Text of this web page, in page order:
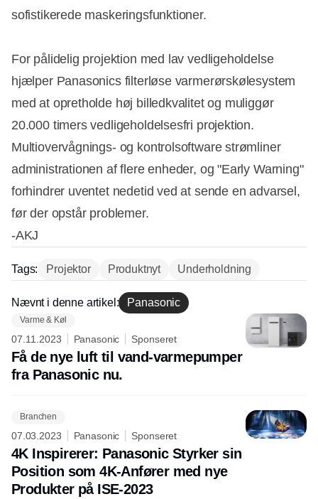
sofistikerede maskeringsfunktioner.
For pålidelig projektion med lav vedligeholdelse
hjælper Panasonics filterløse varmerørskølesystem
med at opretholde høj billedkvalitet og muliggør
20.000 timers vedligeholdelsesfri projektion.
Multiovervågnings- og kontrolsoftware strømliner
administrationen af flere enheder, og "Early Warning"
forhindrer uventet nedetid ved at sende en advarsel,
før der opstår problemer.
-AKJ
Tags: Projektor Produktnyt Underholdning
Nævnt i denne artikel: Panasonic
Varme & Køl
07.11.2023 Panasonic Sponseret
Få de nye luft til vand-varmepumper
fra Panasonic nu.
Branchen
07.03.2023 Panasonic Sponseret
4K Inspirerer: Panasonic Styrker sin
Position som 4K-Anfører med nye
Produkter på ISE-2023